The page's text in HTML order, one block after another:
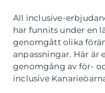
All inclusive-
har funnits under en
genomgått olika
anpassningar. Här är
genomgång av för-
inclusive